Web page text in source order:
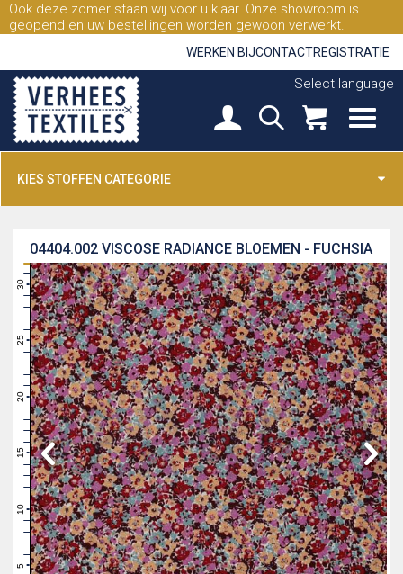
Ook deze zomer staan wij voor u klaar. Onze showroom is
geopend en uw bestellingen worden gewoon verwerkt.
WERKEN BIJCONTACTREGISTRATIE
Select language
KIES STOFFEN CATEGORIE
VISCOSE RADIANCE BLOEMEN - FUCHSIA
04404.002
5
6
8
9
10
11
12
13
14
15
16
17
18
19
20
21
22
23
24
25
26
27
28
29
30
31